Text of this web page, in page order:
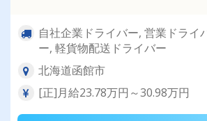
自社企業ドライバー, 営業ドライ
ー, 軽貨物配送ドライバー
北海道函館市
[正]月給23.78万円～30.98万円